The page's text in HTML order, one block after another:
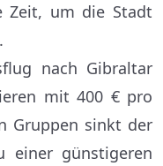
Zeit, um die Stadt
nach Gibraltar
mit 400 € pro
Gruppen sinkt der
einer günstigeren